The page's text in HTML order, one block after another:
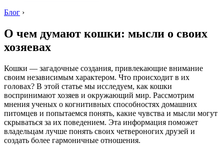
Блог ›
О чем думают кошки: мысли о своих
хозяевах
Кошки — загадочные создания, привлекающие внимание
своим независимым характером. Что происходит в их
головах? В этой статье мы исследуем, как кошки
воспринимают хозяев и окружающий мир. Рассмотрим
мнения ученых о когнитивных способностях домашних
питомцев и попытаемся понять, какие чувства и мысли могут
скрываться за их поведением. Эта информация поможет
владельцам лучше понять своих четвероногих друзей и
создать более гармоничные отношения.